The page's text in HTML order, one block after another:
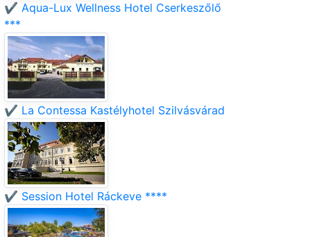
✔️ Aqua-Lux Wellness Hotel Cserkeszőlő
***
✔️ La Contessa Kastélyhotel Szilvásvárad
✔️ Session Hotel Ráckeve ****